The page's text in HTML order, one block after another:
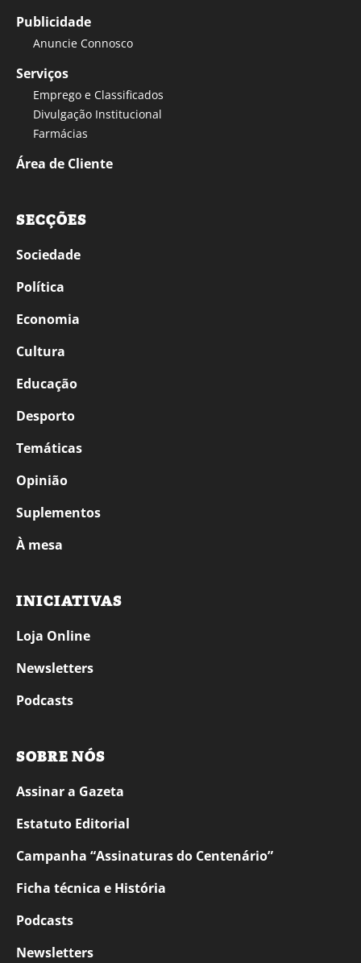
Publicidade
Anuncie Connosco
Serviços
Emprego e Classificados
Divulgação Institucional
Farmácias
Área de Cliente
SECÇÕES
Sociedade
Política
Economia
Cultura
Educação
Desporto
Temáticas
Opinião
Suplementos
À mesa
INICIATIVAS
Loja Online
Newsletters
Podcasts
SOBRE NÓS
Assinar a Gazeta
Estatuto Editorial
Campanha “Assinaturas do Centenário”
Ficha técnica e História
Podcasts
Newsletters